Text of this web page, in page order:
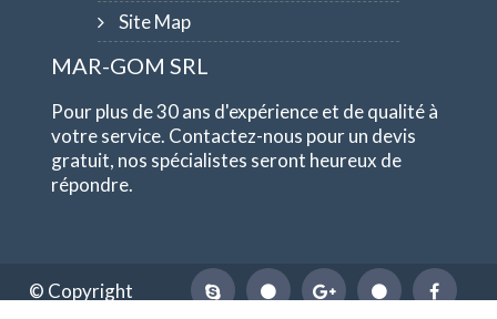
Site Map
MAR-GOM SRL
Pour plus de 30 ans d'expérience et de qualité à
votre service. Contactez-nous pour un devis
gratuit, nos spécialistes seront heureux de
répondre.
© Copyright